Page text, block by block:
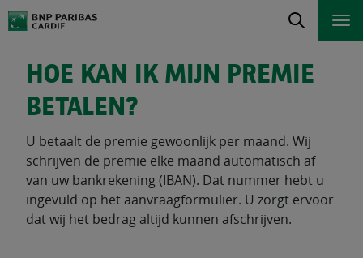
HOE KAN IK MIJN PREMIE
BETALEN?
U betaalt de premie gewoonlijk per maand. Wij
schrijven de premie elke maand automatisch af
van uw bankrekening (IBAN). Dat nummer hebt u
ingevuld op het aanvraagformulier. U zorgt ervoor
dat wij het bedrag altijd kunnen afschrijven.